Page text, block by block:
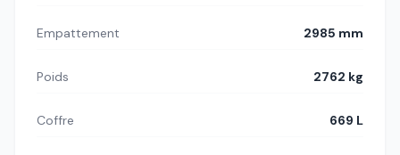
Empattement 2985 mm
Poids 2762 kg
Coffre 669 L